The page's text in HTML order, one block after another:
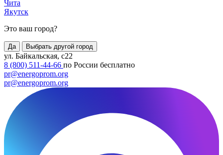
Чита
Якутск
Это ваш город?
Да Выбрать другой город
ул. Байкальская, с22
8 (800) 511-44-66 по России бесплатно
pr@energoprom.org
pr@energoprom.org